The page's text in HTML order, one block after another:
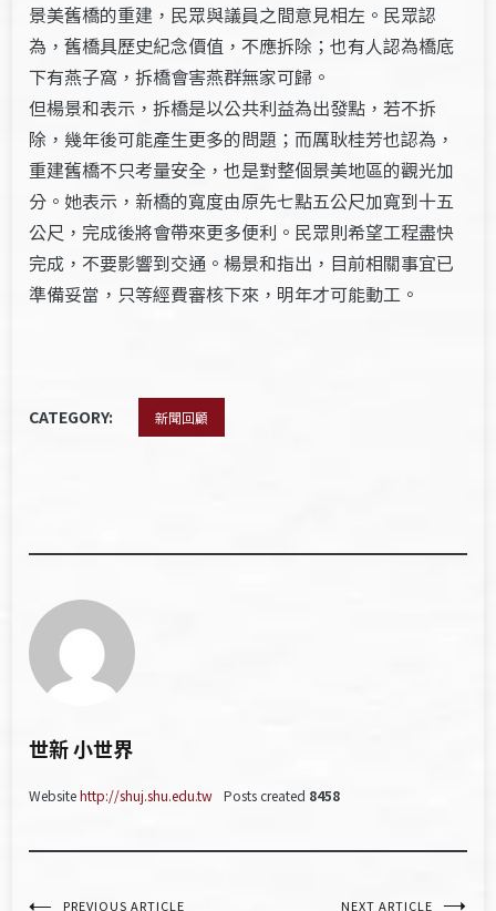
景美舊橋的重建，民眾與議員之間意見相左。民眾認
為，舊橋具歷史紀念價值，不應拆除；也有人認為橋底
下有燕子窩，拆橋會害燕群無家可歸。
但楊景和表示，拆橋是以公共利益為出發點，若不拆
除，幾年後可能產生更多的問題；而厲耿桂芳也認為，
重建舊橋不只考量安全，也是對整個景美地區的觀光加
分。她表示，新橋的寬度由原先七點五公尺加寬到十五
公尺，完成後將會帶來更多便利。民眾則希望工程盡快
完成，不要影響到交通。楊景和指出，目前相關事宜已
準備妥當，只等經費審核下來，明年才可能動工。
CATEGORY: 新聞回顧
世新 小世界
Websitehttp://shuj.shu.edu.tw Posts created 8458
PREVIOUS ARTICLE NEXT ARTICLE